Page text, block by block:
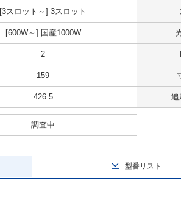
[3スロット～] 3スロット
[600W～] 国産1000W
2
159
426.5 追
調査中
型番リスト